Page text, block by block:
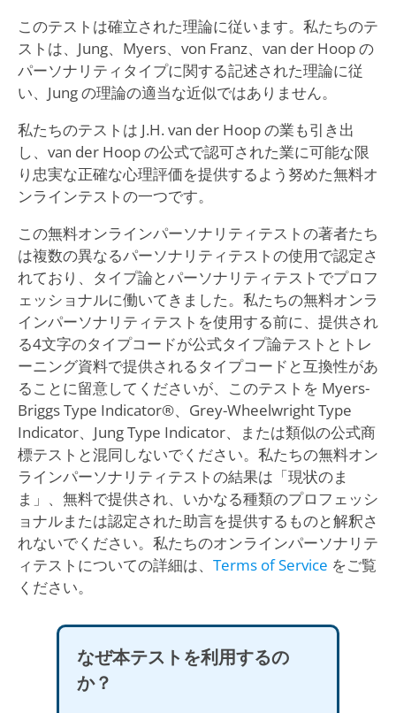
このテストは確立された理論に従います。私たちのテ
ストは、Jung、Myers、von Franz、van der Hoop の
パーソナリティタイプに関する記述された理論に従
い、Jung の理論の適当な近似ではありません。
私たちのテストは J.H. van der Hoop の業も引き出
し、van der Hoop の公式で認可された業に可能な限
り忠実な正確な心理評価を提供するよう努めた無料オ
ンラインテストの一つです。
この無料オンラインパーソナリティテストの著者たち
は複数の異なるパーソナリティテストの使用で認定さ
れており、タイプ論とパーソナリティテストでプロフ
ェッショナルに働いてきました。私たちの無料オンラ
インパーソナリティテストを使用する前に、提供され
る4文字のタイプコードが公式タイプ論テストとトレ
ーニング資料で提供されるタイプコードと互換性があ
ることに留意してくださいが、このテストを Myers-
Briggs Type Indicator®、Grey-Wheelwright Type
Indicator、Jung Type Indicator、または類似の公式商
標テストと混同しないでください。私たちの無料オン
ラインパーソナリティテストの結果は「現状のま
ま」、無料で提供され、いかなる種類のプロフェッシ
ョナルまたは認定された助言を提供するものと解釈さ
れないでください。私たちのオンラインパーソナリテ
ィテストについての詳細は、 Terms of Service をご覧
ください。
なぜ本テストを利用するの
か？